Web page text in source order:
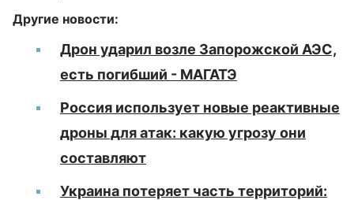
Другие новости:
Дрон ударил возле Запорожской АЭС,
есть погибший - МАГАТЭ
Россия использует новые реактивные
дроны для атак: какую угрозу они
составляют
Украина потеряет часть территорий: